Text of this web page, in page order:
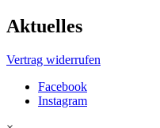
Aktuelles
Vertrag widerrufen
Facebook
Instagram